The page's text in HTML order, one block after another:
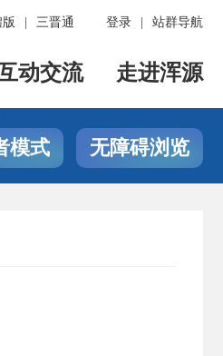
登录 站群导航
三晋通
动交流 走进浑源
模式 无障碍浏览